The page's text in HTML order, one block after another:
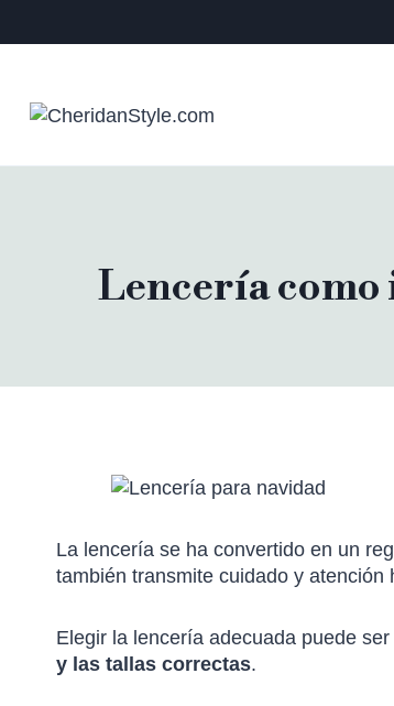
Lencería como
La lencería se ha convertido en un
también transmite cuidado y atención
Elegir la lencería adecuada puede
y las tallas correctas.